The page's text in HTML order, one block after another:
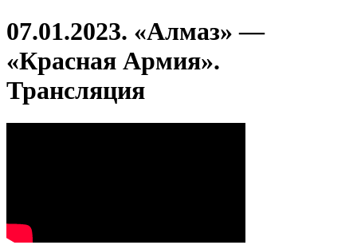
07.01.2023. «Алмаз» —
«Красная Армия».
Трансляция